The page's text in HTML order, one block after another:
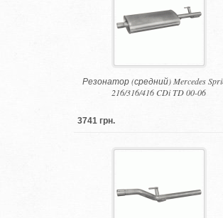
Резонатор (средний) Mercedes
216/316/416 CDi TD 00-06
3741 грн.